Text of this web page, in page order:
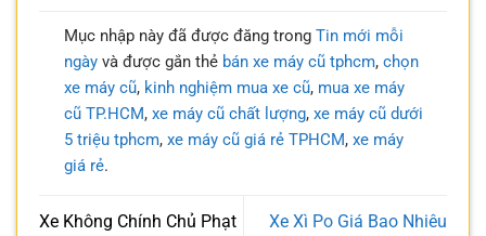
Mục nhập này đã được đăng trong Tin mới mỗi
ngàyvà được gắn thẻ bán xe máy cũ tphcm, chọn
xe máy cũ, kinh nghiệm mua xe cũ, mua xe máy
cũ TP.HCM, xe máy cũ chất lượng, xe máy cũ dưới
5 triệu tphcm, xe máy cũ giá rẻ TPHCM, xe máy
giá rẻ.
Xe Không Chính Chủ Phạt
Xe Xì Po Giá Bao Nhiêu